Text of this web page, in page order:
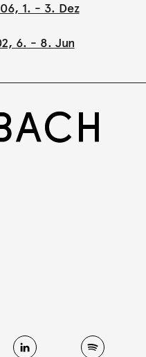
1. - 3. Dez
6. - 8. Jun